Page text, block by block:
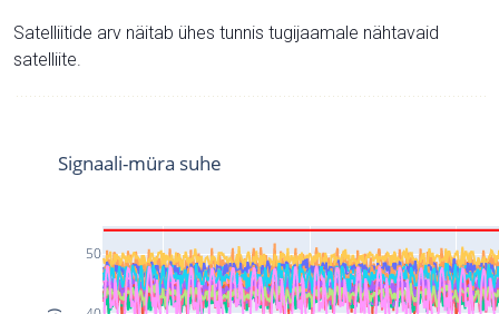
Satelliitide arv näitab ühes tunnis tugijaamale nähtavaid
satelliite.
50
Signaali-müra suhe